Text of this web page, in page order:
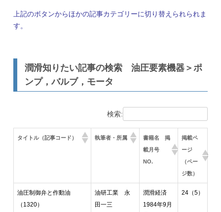
上記のボタンからほかの記事カテゴリーに切り替えられられま
す。
潤滑知りたい記事の検索 油圧要素機器＞ポ
ンプ，バルブ，モータ
検索:
タイトル（記事コード） 執筆者・所属
書籍名 掲
載月号
NO.
掲載ペ
ージ
（ペー
ジ数）
油圧制御弁と作動油
（1320）
油研工業 永
田一三
潤滑経済
1984年9月
24（5）